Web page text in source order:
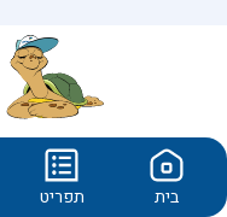
בית תפריט